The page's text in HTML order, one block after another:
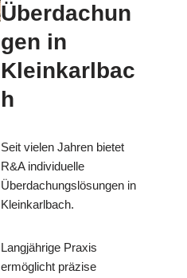
Überdachun
gen in
Kleinkarlbac
h
Seit vielen Jahren bietet
R&A individuelle
Überdachungslösungen in
Kleinkarlbach.
Langjährige Praxis
ermöglicht präzise